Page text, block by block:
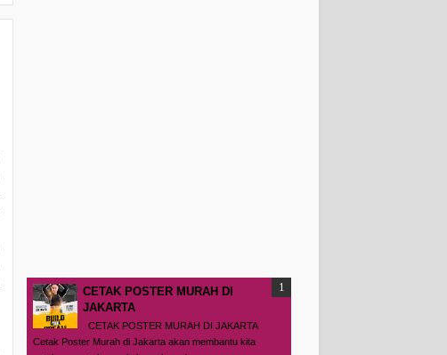
CETAK POSTER MURAH DI
JAKARTA
CETAK POSTER MURAH DI JAKARTA
Cetak Poster Murah di Jakarta akan membantu kita